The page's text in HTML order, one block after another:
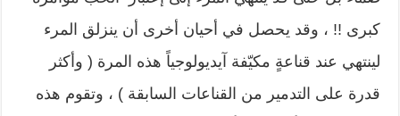
كبرى !! ، وقد يحصل في أحيان أخرى أن ينزلق المرء
لينتهي عند قناعةٍ مكيّفة آيديولوجياً هذه المرة ( وأكثر
قدرة على التدمير من القناعات السابقة ) ، وتقوم هذه